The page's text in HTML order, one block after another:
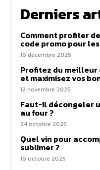
Derniers
Comment profiter
code promo pour
16 décembre 2025
Profitez du meilleur
et maximisez vos
12 novembre 2025
Faut-il décongeler
au four ?
24 octobre 2025
Quel vin pour
sublimer ?
16 octobre 2025